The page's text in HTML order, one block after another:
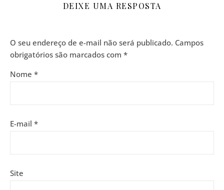
DEIXE UMA RESPOSTA
O seu endereço de e-mail não será publicado. Campos
obrigatórios são marcados com *
Nome *
E-mail *
Site